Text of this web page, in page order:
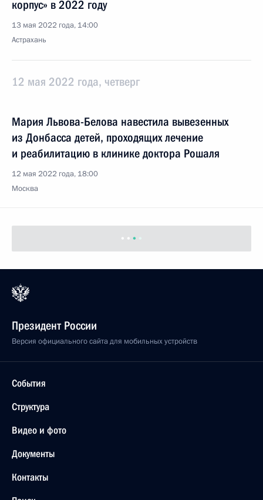
корпус» в 2022 году
13 мая 2022 года, 14:00
Астрахань
12 мая 2022 года, четверг
из Донбасса детей, проходящих лечение
и реабилитацию в клинике доктора Рошаля
12 мая 2022 года, 18:00
Москва
Заседание комиссии Госсовета по направлению
Заседание рабочей группы Госсовета
по экономическим вопросам и противодействию
инфекции
11 мая 2022 года, 17:00
10 мая 2022 года, вторник
Руслан Эдельгериев принял участие в 15-й сессии
Конференции сторон Конвенции ООН по борьбе
с опустыниванием